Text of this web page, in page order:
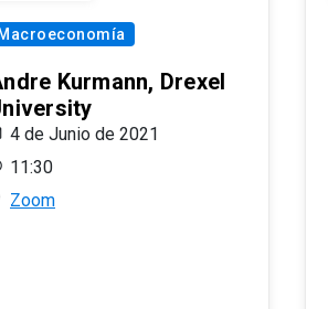
Macroeconomía
Kurmann, Drexel
4 de Junio de 2021
11:30
Zoom